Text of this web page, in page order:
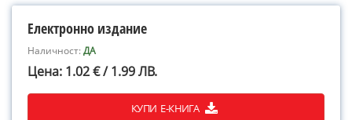
Електронно издание
Наличност:ДА
Цена: 1.02 € / 1.99 ЛВ.
КУПИ Е-КНИГА